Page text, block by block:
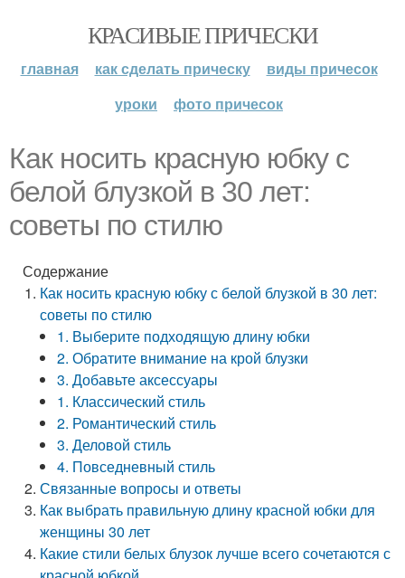
КРАСИВЫЕ ПРИЧЕСКИ
главная как сделать прическу
виды причесок
уроки
фото причесок
Как носить красную юбку с
белой блузкой в 30 лет:
советы по стилю
Содержание
Как носить красную юбку с белой блузкой в 30 лет:
советы по стилю
1. Выберите подходящую длину юбки
2. Обратите внимание на крой блузки
3. Добавьте аксессуары
1. Классический стиль
2. Романтический стиль
3. Деловой стиль
4. Повседневный стиль
Связанные вопросы и ответы
Как выбрать правильную длину красной юбки для
женщины 30 лет
Какие стили белых блузок лучше всего сочетаются с